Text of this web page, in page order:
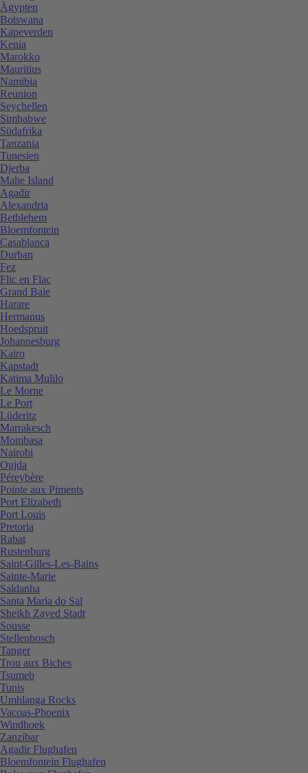
Ägypten
Botswana
Kapeverden
Kenia
Marokko
Mauritius
Namibia
Reunion
Seychellen
Simbabwe
Südafrika
Tanzania
Tunesien
Djerba
Mahe Island
Agadir
Alexandria
Bethlehem
Bloemfontein
Casablanca
Durban
Fez
Flic en Flac
Grand Baie
Harare
Hermanus
Hoedspruit
Johannesburg
Kairo
Kapstadt
Katima Mulilo
Le Morne
Le Port
Lüderitz
Marrakesch
Mombasa
Nairobi
Oujda
Péreybère
Pointe aux Piments
Port Elizabeth
Port Louis
Pretoria
Rabat
Rustenburg
Saint-Gilles-Les-Bains
Sainte-Marie
Saldanha
Santa Maria do Sal
Sheikh Zayed Stadt
Sousse
Stellenbosch
Tanger
Trou aux Biches
Tsumeb
Tunis
Umhlanga Rocks
Vacoas-Phoenix
Windhoek
Zanzibar
Agadir Flughafen
Bloemfontein Flughafen